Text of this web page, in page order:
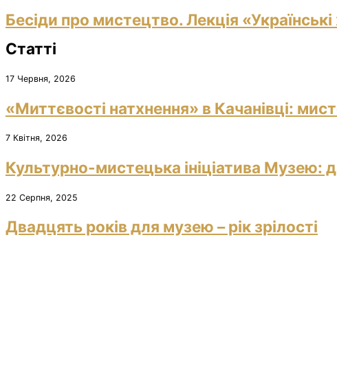
Бесіди про мистецтво. Лекція
Статті
17 Червня, 2026
«Миттєвості натхнення» в Качанівці:
7 Квітня, 2026
Культурно-мистецька ініціатива Музею:
22 Серпня, 2025
Двадцять років для музею – рік зрілості